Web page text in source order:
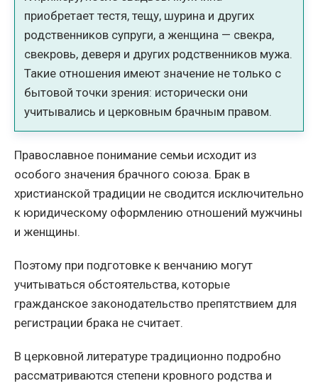
приобретает тестя, тещу, шурина и других
родственников супруги, а женщина — свекра,
свекровь, деверя и других родственников мужа.
Такие отношения имеют значение не только с
бытовой точки зрения: исторически они
учитывались и церковным брачным правом.
Православное понимание семьи исходит из
особого значения брачного союза. Брак в
христианской традиции не сводится исключительно
к юридическому оформлению отношений мужчины
и женщины.
Поэтому при подготовке к венчанию могут
учитываться обстоятельства, которые
гражданское законодательство препятствием для
регистрации брака не считает.
В церковной литературе традиционно подробно
рассматриваются степени кровного родства и